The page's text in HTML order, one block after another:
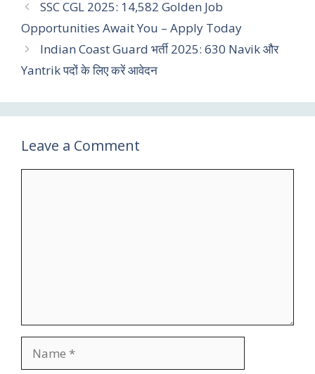
SSC CGL 2025: 14,582 Golden Job
Opportunities Await You – Apply Today
Indian Coast Guard भर्ती 2025: 630 Navik और
Yantrik पदों के लिए करें आवेदन
Leave a Comment